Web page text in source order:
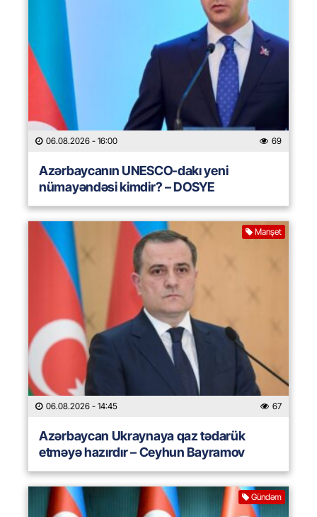
06.08.2026 - 16:00 69
Azərbaycanın UNESCO-dakı yeni
nümayəndəsi kimdir? – DOSYE
Manşet
06.08.2026 - 14:45 67
Azərbaycan Ukraynaya qaz tədarük
etməyə hazırdır – Ceyhun Bayramov
Gündəm